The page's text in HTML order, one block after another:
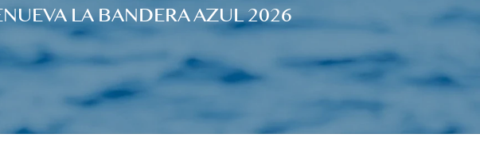
LA BANDERA AZUL 2026